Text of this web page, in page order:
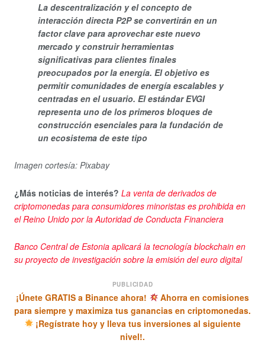
La descentralización y el concepto de
interacción directa P2P se convertirán en un
factor clave para aprovechar este nuevo
mercado y construir herramientas
significativas para clientes finales
preocupados por la energía. El objetivo es
permitir comunidades de energía escalables y
centradas en el usuario. El estándar EVGI
representa uno de los primeros bloques de
construcción esenciales para la fundación de
un ecosistema de este tipo
Imagen cortesía: Pixabay
¿Más noticias de interés? La venta de derivados de
criptomonedas para consumidores minoristas es prohibida en
el Reino Unido por la Autoridad de Conducta Financiera
Banco Central de Estonia aplicará la tecnología blockchain en
su proyecto de investigación sobre la emisión del euro digital
PUBLICIDAD
¡Únete GRATIS a Binance ahora!
Ahorra en comisiones
para siempre y maximiza tus ganancias en criptomonedas.
¡Regístrate hoy y lleva tus inversiones al siguiente
nivel!.